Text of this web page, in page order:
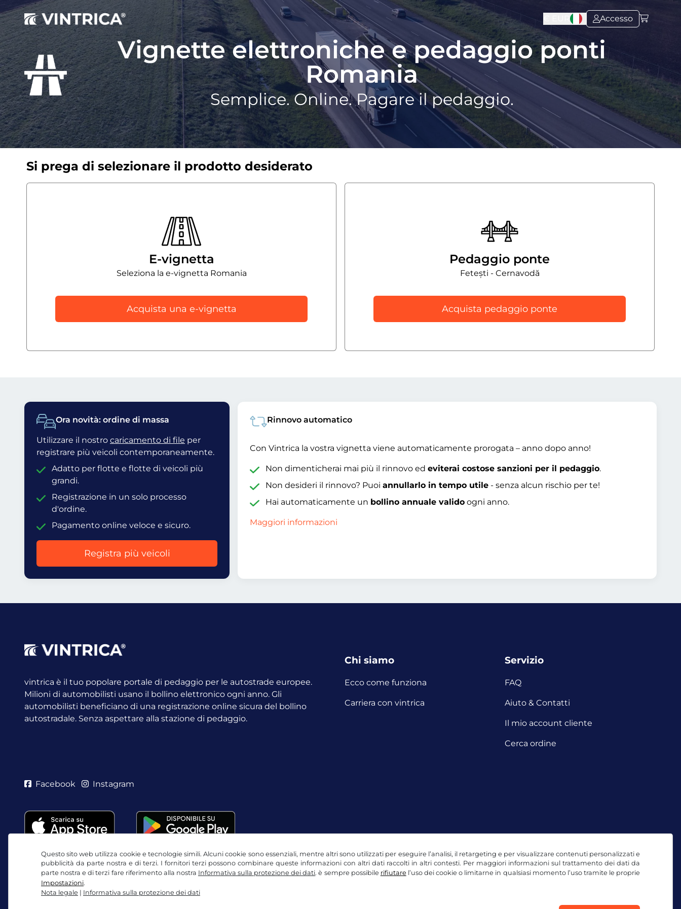
Questo sito web utilizza cookie e tecnologie simili. Alcuni cookie sono essenziali, mentre altri sono utilizzati per eseguire l’analisi, il retargeting e per visualizzare contenuti personalizzati e
pubblicità da parte nostra e di terzi. I fornitori terzi possono combinare queste informazioni con altri dati raccolti in altri contesti. Per maggiori informazioni sul trattamento dei dati da
parte nostra e di terzi fare riferimento alla nostra Informativa sulla protezione dei dati. è sempre possibile rifiutarel’uso dei cookie o limitarne in qualsiasi momento l’uso tramite le proprie
Impostazioni.
Nota legale | Informativa sulla protezione dei dati
Accesso
Vignette elettroniche e pedaggio ponti
Romania
Semplice. Online. Pagare il pedaggio.
Si prega di selezionare il prodotto desiderato
E-vignetta
Seleziona la e-vignetta Romania
Acquista una e-vignetta
Pedaggio ponte
Fetești - Cernavodă
Acquista pedaggio ponte
Ora novità: ordine di massa
Utilizzare il nostro caricamento di file per
registrare più veicoli contemporaneamente.
Adatto per flotte e flotte di veicoli più
grandi.
Registrazione in un solo processo
d'ordine.
Pagamento online veloce e sicuro.
Registra più veicoli
Rinnovo automatico
Con Vintrica la vostra vignetta viene automaticamente prorogata – anno dopo anno!
Non dimenticherai mai più il rinnovo ed eviterai costose sanzioni per il pedaggio.
Non desideri il rinnovo? Puoi annullarlo in tempo utile- senza alcun rischio per te!
Hai automaticamente un bollino annuale validoogni anno.
Maggiori informazioni
vintrica è il tuo popolare portale di pedaggio per le autostrade europee.
Milioni di automobilisti usano il bollino elettronico ogni anno. Gli
automobilisti beneficiano di una registrazione online sicura del bollino
autostradale. Senza aspettare alla stazione di pedaggio.
Chi siamo
Ecco come funziona
Carriera con vintrica
Servizio
FAQ
Aiuto & Contatti
Il mio account cliente
Cerca ordine
Facebook Instagram